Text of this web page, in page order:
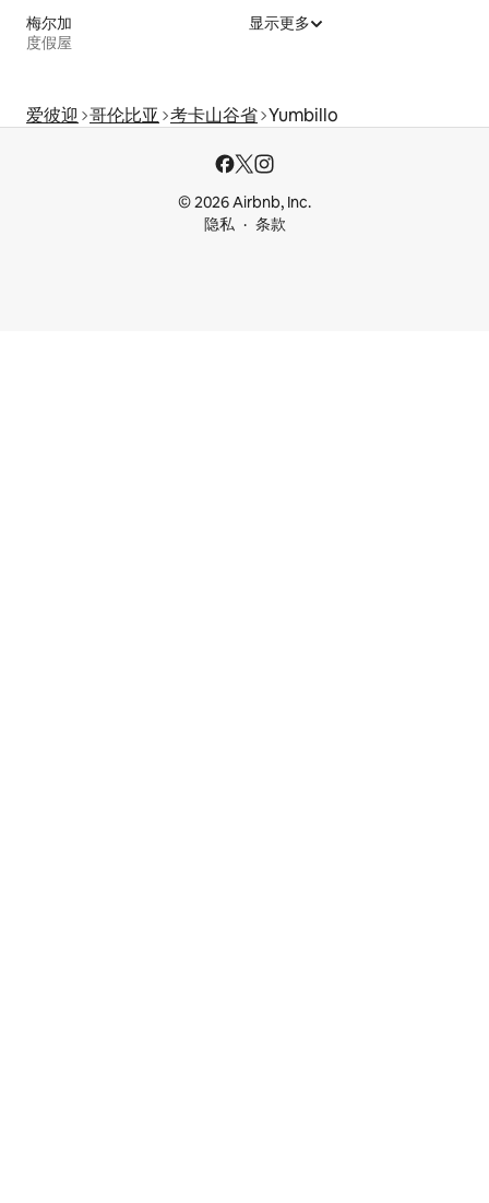
梅尔加
度假屋
显示更多
爱彼迎 哥伦比亚 考卡山谷省 Yumbillo
© 2026 Airbnb, Inc.
隐私
条款